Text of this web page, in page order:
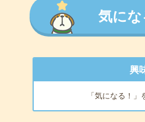
気にな
興
「気になる！